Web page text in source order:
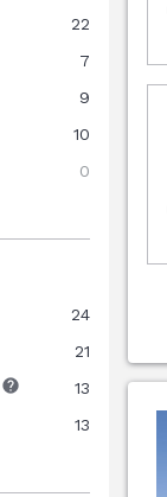
22
7
9
10
0
24
21
13
13